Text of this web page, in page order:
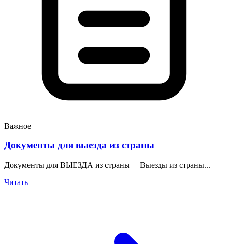
Важное
Документы для выезда из страны
Документы для ВЫЕЗДА из страны Выезды из страны...
Читать